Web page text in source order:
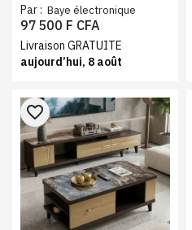
Par : Baye électronique
97 500 F CFA
Livraison GRATUITE
aujourd’hui, 8 août
favorite_border